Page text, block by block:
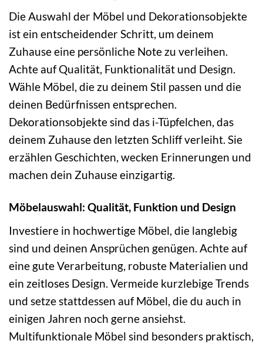
Die Auswahl der Möbel und Dekorationsobjekte
ist ein entscheidender Schritt, um deinem
Zuhause eine persönliche Note zu verleihen.
Achte auf Qualität, Funktionalität und Design.
Wähle Möbel, die zu deinem Stil passen und die
deinen Bedürfnissen entsprechen.
Dekorationsobjekte sind das i-Tüpfelchen, das
deinem Zuhause den letzten Schliff verleiht. Sie
erzählen Geschichten, wecken Erinnerungen und
machen dein Zuhause einzigartig.
Möbelauswahl: Qualität, Funktion und Design
Investiere in hochwertige Möbel, die langlebig
sind und deinen Ansprüchen genügen. Achte auf
eine gute Verarbeitung, robuste Materialien und
ein zeitloses Design. Vermeide kurzlebige Trends
und setze stattdessen auf Möbel, die du auch in
einigen Jahren noch gerne ansiehst.
Multifunktionale Möbel sind besonders praktisch,